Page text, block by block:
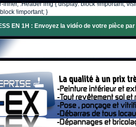
.Header img { display: block !important;
!important; }
EN 1H : Envoyez la vidéo de votre pièce par